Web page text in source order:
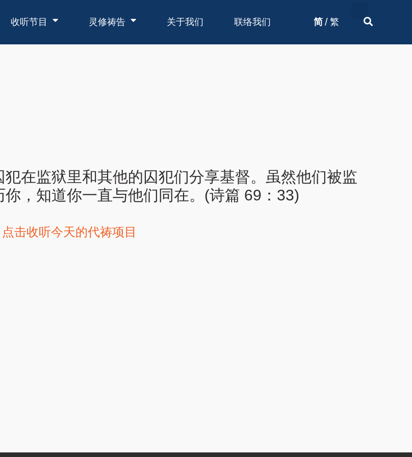
收听节目 灵修祷告 关于我们 联络我们 简 / 繁
在监狱里和其他的囚犯们分享基督。虽然他们被监
，知道你一直与他们同在。(诗篇 69：33)
点击收听今天的代祷项目